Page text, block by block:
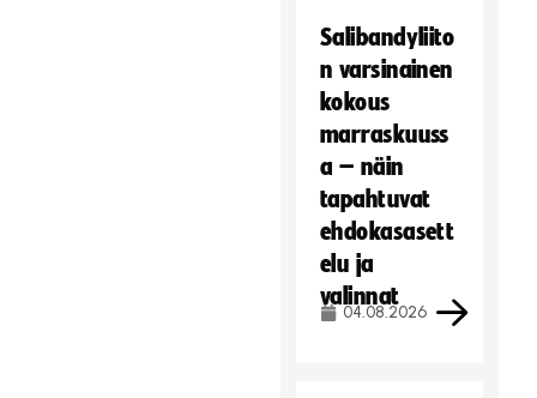
Salibandyliito
n varsinainen
kokous
marraskuuss
a – näin
tapahtuvat
ehdokasasett
elu ja
valinnat
04.08.2026